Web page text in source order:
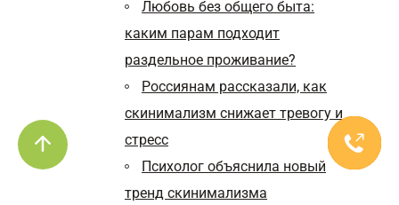
Любовь без общего быта:
каким парам подходит
раздельное проживание?
Россиянам рассказали, как
скинимализм снижает тревогу и
стресс
Психолог объяснила новый
тренд скинимализма